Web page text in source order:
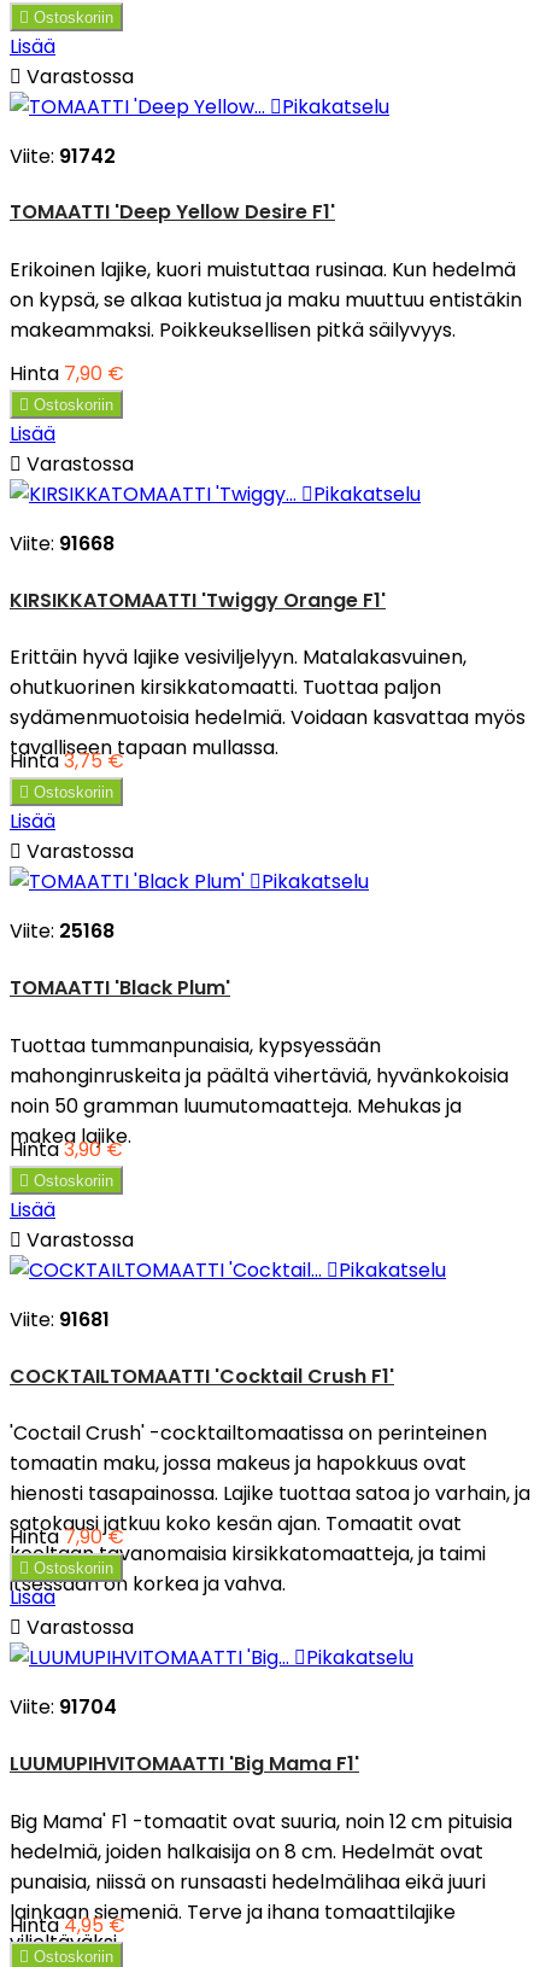
 Ostoskoriin
Lisää
 Varastossa
Pikakatselu
Viite: 91742
TOMAATTI 'Deep Yellow Desire F1'
Erikoinen lajike, kuori muistuttaa rusinaa. Kun hedelmä
on kypsä, se alkaa kutistua ja maku muuttuu entistäkin
makeammaksi. Poikkeuksellisen pitkä säilyvyys.
Hinta 7,90 €
 Ostoskoriin
Lisää
 Varastossa
Pikakatselu
Viite: 91668
KIRSIKKATOMAATTI 'Twiggy Orange F1'
Erittäin hyvä lajike vesiviljelyyn. Matalakasvuinen,
ohutkuorinen kirsikkatomaatti. Tuottaa paljon
sydämenmuotoisia hedelmiä. Voidaan kasvattaa myös
tavalliseen tapaan mullassa.
Hinta3,75 €
 Ostoskoriin
Lisää
 Varastossa
Pikakatselu
Viite: 25168
TOMAATTI 'Black Plum'
Tuottaa tummanpunaisia, kypsyessään
mahonginruskeita ja päältä vihertäviä, hyvänkokoisia
noin 50 gramman luumutomaatteja. Mehukas ja
makea lajike.
Hinta3,90 €
 Ostoskoriin
Lisää
 Varastossa
Pikakatselu
Viite: 91681
COCKTAILTOMAATTI 'Cocktail Crush F1'
'Coctail Crush' -cocktailtomaatissa on perinteinen
tomaatin maku, jossa makeus ja hapokkuus ovat
hienosti tasapainossa. Lajike tuottaa satoa jo varhain, ja
satokausi jatkuu koko kesän ajan. Tomaatit ovat
kooltaan tavanomaisia kirsikkatomaatteja, ja taimi
itsessään on korkea ja vahva.
Hinta7,90 €
 Ostoskoriin
Lisää
 Varastossa
Pikakatselu
Viite: 91704
LUUMUPIHVITOMAATTI 'Big Mama F1'
Big Mama' F1 -tomaatit ovat suuria, noin 12 cm pituisia
hedelmiä, joiden halkaisija on 8 cm. Hedelmät ovat
punaisia, niissä on runsaasti hedelmälihaa eikä juuri
lainkaan siemeniä. Terve ja ihana tomaattilajike
viljeltäväksi.
Hinta4,95 €
 Ostoskoriin